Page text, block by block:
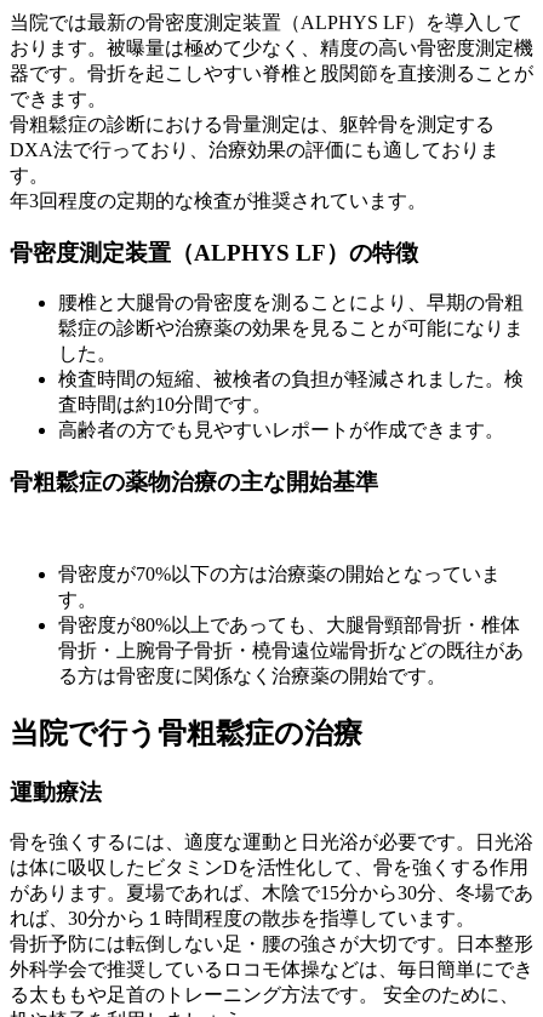
当院では最新の骨密度測定装置（ALPHYS LF）を導入して
おります。被曝量は極めて少なく、精度の高い骨密度測定機
器です。骨折を起こしやすい脊椎と股関節を直接測ることが
できます。
骨粗鬆症の診断における骨量測定は、躯幹骨を測定する
DXA法で行っており、治療効果の評価にも適しておりま
す。
年3回程度の定期的な検査が推奨されています。
骨密度測定装置（ALPHYS LF）の特徴
腰椎と大腿骨の骨密度を測ることにより、早期の骨粗
鬆症の診断や治療薬の効果を見ることが可能になりま
した。
検査時間の短縮、被検者の負担が軽減されました。検
査時間は約10分間です。
高齢者の方でも見やすいレポートが作成できます。
骨粗鬆症の薬物治療の主な開始基準
骨密度が70%以下の方は治療薬の開始となっていま
す。
骨密度が80%以上であっても、大腿骨頸部骨折・椎体
骨折・上腕骨子骨折・橈骨遠位端骨折などの既往があ
る方は骨密度に関係なく治療薬の開始です。
当院で行う骨粗鬆症の治療
運動療法
骨を強くするには、適度な運動と日光浴が必要です。日光浴
は体に吸収したビタミンDを活性化して、骨を強くする作用
があります。夏場であれば、木陰で15分から30分、冬場であ
れば、30分から１時間程度の散歩を指導しています。
骨折予防には転倒しない足・腰の強さが大切です。日本整形
外科学会で推奨しているロコモ体操などは、毎日簡単にでき
る太ももや足首のトレーニング方法です。 安全のために、